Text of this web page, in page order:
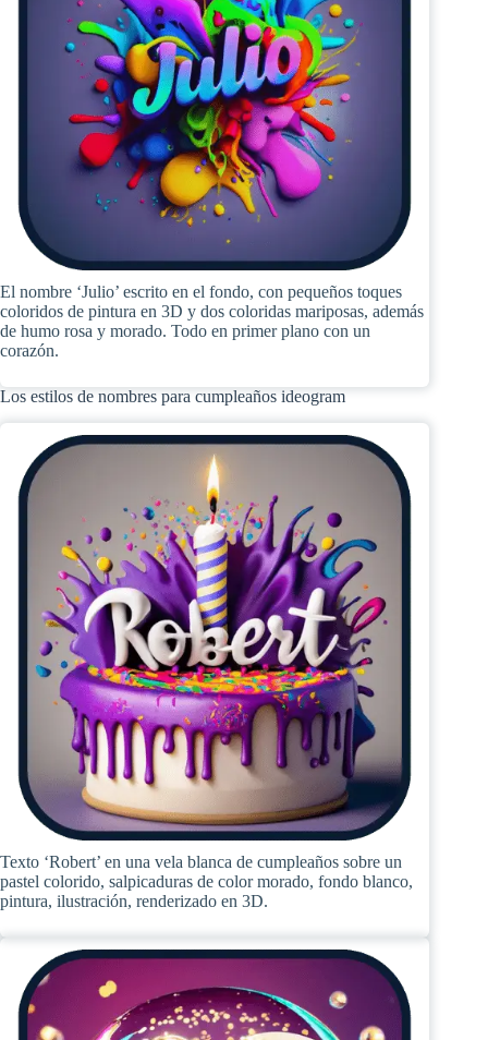
El nombre ‘Julio’ escrito en el fondo, con pequeños toques
coloridos de pintura en 3D y dos coloridas mariposas, además
de humo rosa y morado. Todo en primer plano con un
corazón.
Los estilos de nombres para cumpleaños ideogram
Texto ‘Robert’ en una vela blanca de cumpleaños sobre un
pastel colorido, salpicaduras de color morado, fondo blanco,
pintura, ilustración, renderizado en 3D.